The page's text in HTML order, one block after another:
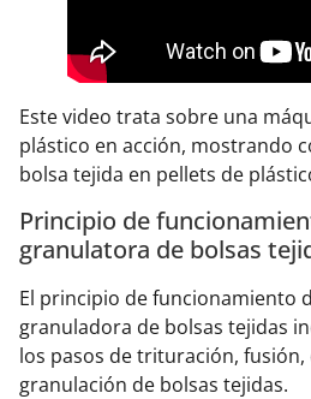
Este video trata sobre una
plástico en acción, mostrando
bolsa tejida en pellets de
Principio de
granulatora de bolsas
El principio de funcionamiento
granuladora de bolsas tejidas
los pasos de trituración,
granulación de bolsas tejidas.